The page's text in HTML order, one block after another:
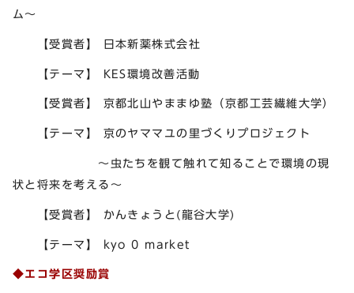
ム～
【受賞者】 日本新薬株式会社
【テーマ】 KES環境改善活動
【受賞者】 京都北山やままゆ塾（京都工芸繊維大学）
【テーマ】 京のヤママユの里づくりプロジェクト
～虫たちを観て触れて知ることで環境の現
状と将来を考える～
【受賞者】 かんきょうと(龍谷大学)
【テーマ】 kyo 0 market
◆エコ学区奨励賞